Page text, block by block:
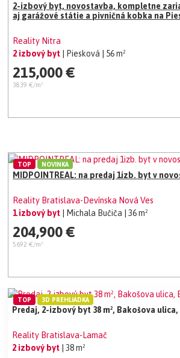
2-izbový byt, novostavba, kompletne
aj garážové státie
Reality Nitra
2 izbový byt
| Piesková | 56 m²
215,000 €
3839 €/m²
MIDPOINTREAL: na predaj 1izb. byt v
Reality Bratislava-Devínska Nová Ves
1 izbový byt
| Michala Bučiča | 36 m²
204,900 €
5692 €/m²
TOP NOVINKA
Predaj, 2-izbový byt 38 m², Bakošova
Reality Bratislava-Lamač
2 izbový byt
| 38 m²
TOP 3D PREHLIADKA